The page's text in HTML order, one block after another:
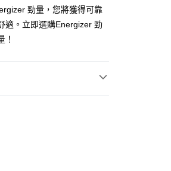
勁量，您將獲得可靠
適。立即選購Energizer 勁
！